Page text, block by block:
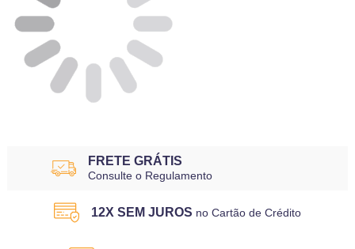
FRETE GRÁTIS
Consulte o Regulamento
12X SEM JUROS no Cartão de Crédito